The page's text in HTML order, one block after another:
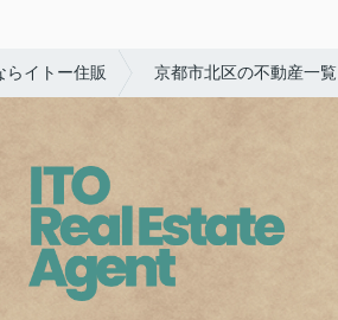
らイトー住販 京都市北区の不動産一覧